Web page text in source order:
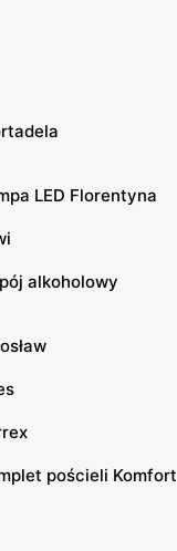
LED Florentyna
alkoholowy
pościeli Komfort